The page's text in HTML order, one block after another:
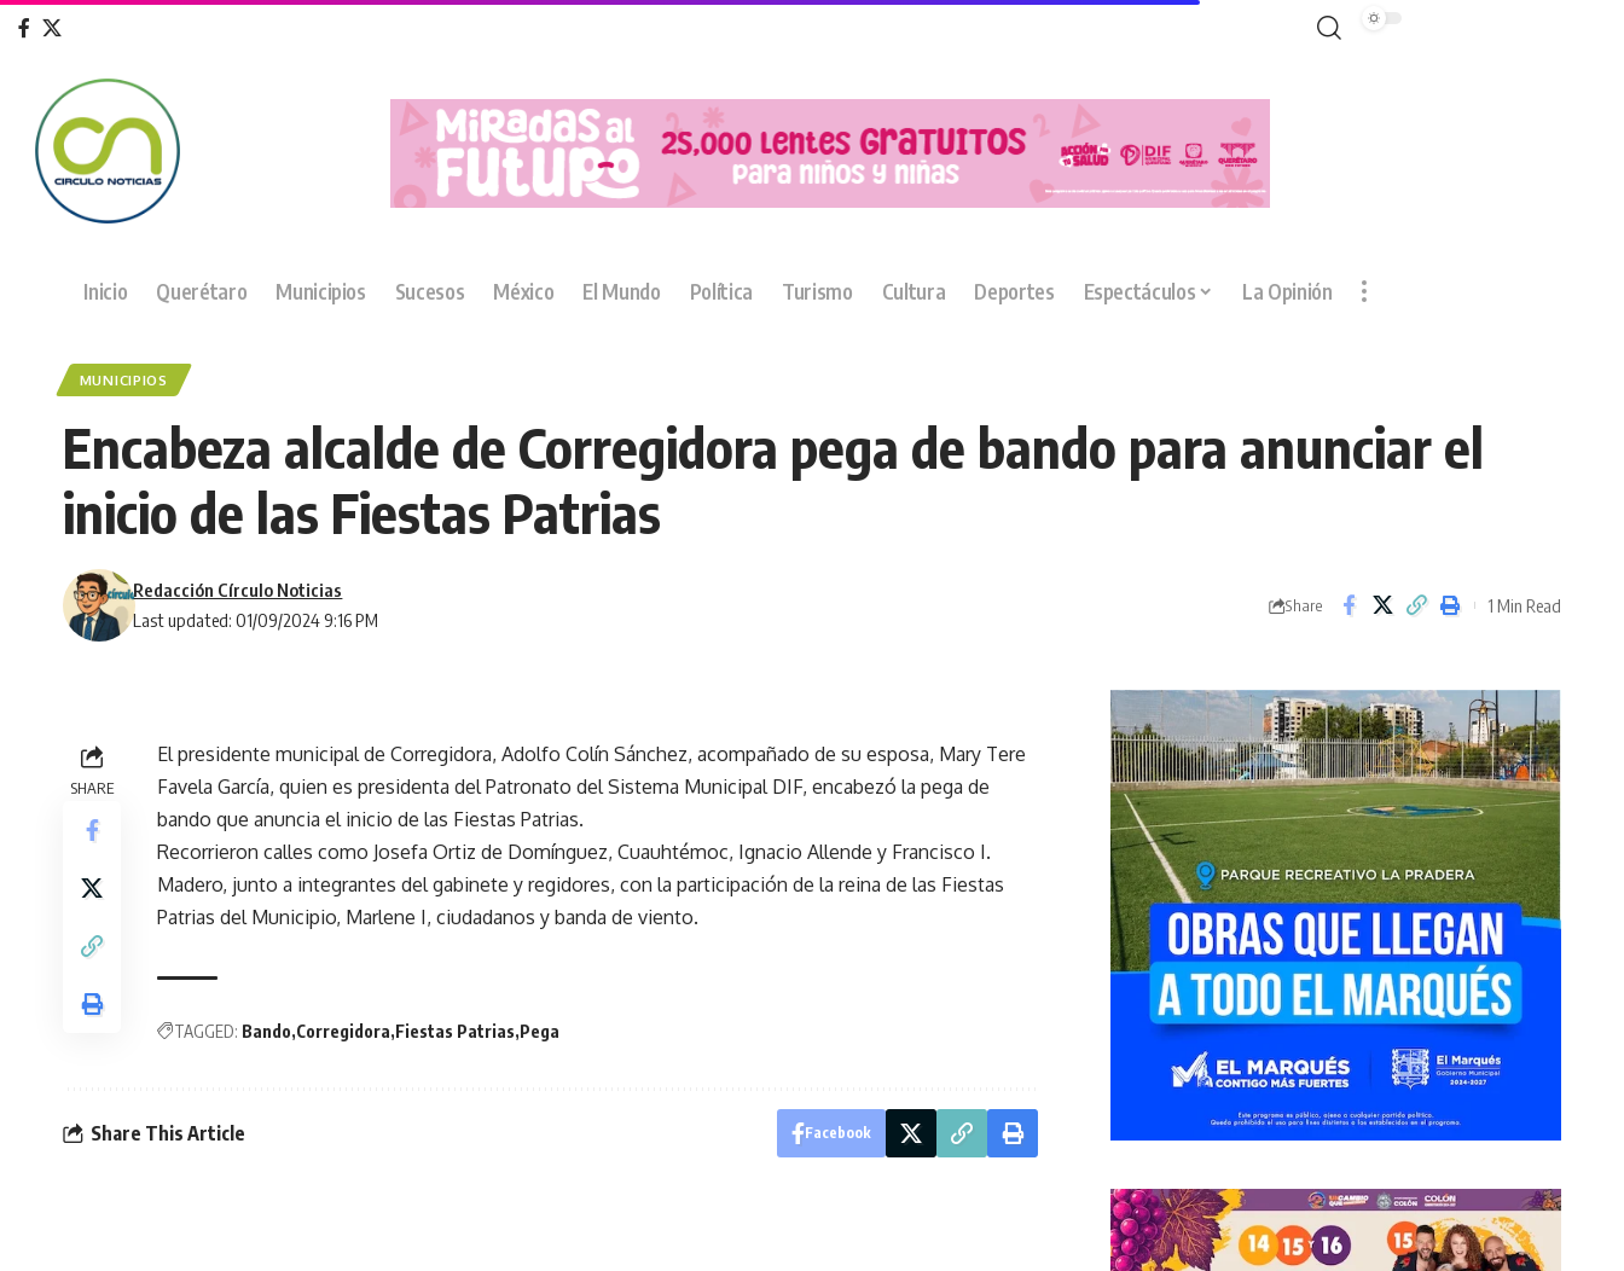
Inicio Querétaro Municipios Sucesos México El Mundo Política Turismo Cultura Deportes Espectáculos La Opinión
MUNICIPIOS
Encabeza alcalde de Corregidora pega de bando para anunciar el
inicio de las Fiestas Patrias
Last updated: 01/09/2024 9:16 PM
Redacción Círculo Noticias
Share 1 Min Read
SHARE
El presidente municipal de Corregidora, Adolfo Colín Sánchez, acompañado de su esposa, Mary Tere
Favela García, quien es presidenta del Patronato del Sistema Municipal DIF, encabezó la pega de
bando que anuncia el inicio de las Fiestas Patrias.
Recorrieron calles como Josefa Ortiz de Domínguez, Cuauhtémoc, Ignacio Allende y Francisco I.
Madero, junto a integrantes del gabinete y regidores, con la participación de la reina de las Fiestas
Patrias del Municipio, Marlene I, ciudadanos y banda de viento.
TAGGED: Bando Corregidora Fiestas Patrias Pega
Share This Article Facebook